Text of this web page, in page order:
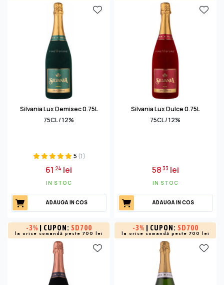
Silvania Lux Demisec 0.75L
75CL / 12%
5 (1)
61 24 lei
IN STOC
ADAUGA IN COS
Silvania Lux Dulce 0.75L
75CL / 12%
58 33 lei
IN STOC
ADAUGA IN COS
-3% | CUPON: SD700
la orice comandă peste 700 lei
-3% | CUPON: SD700
la orice comandă peste 700 lei